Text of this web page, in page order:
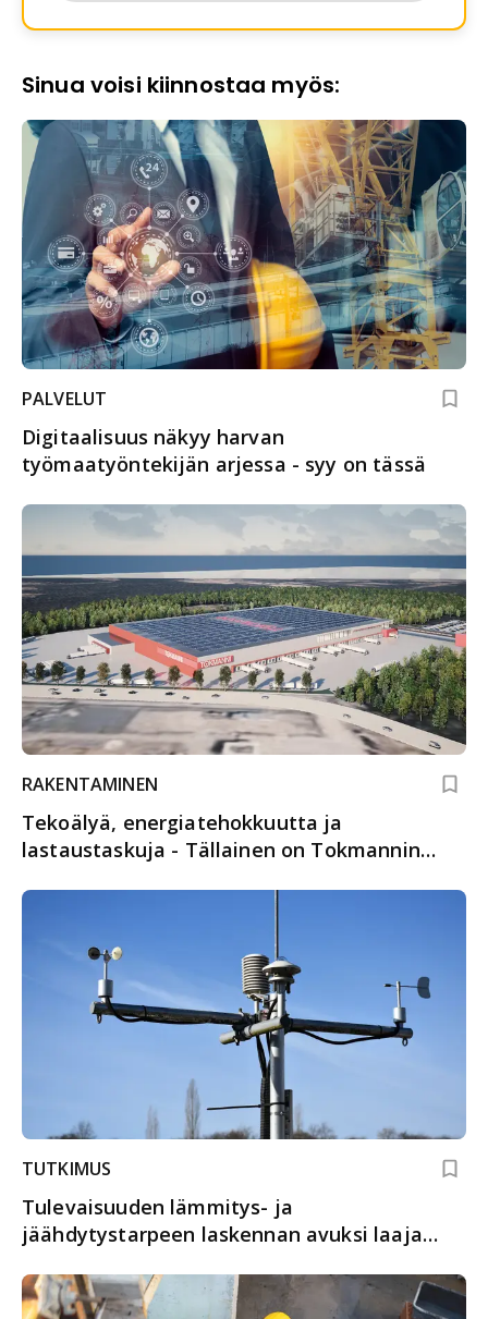
Sinua voisi kiinnostaa myös:
PALVELUT
Digitaalisuus näkyy harvan
työmaatyöntekijän arjessa - syy on tässä
RAKENTAMINEN
Tekoälyä, energiatehokkuutta ja
lastaustaskuja - Tällainen on Tokmannin
TUTKIMUS
Tulevaisuuden lämmitys- ja
jäähdytystarpeen laskennan avuksi laaja